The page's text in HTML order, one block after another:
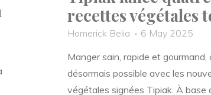
recettes végétales
Homerick Belia
6 May 2025
Manger sain, rapide et gourmand,
désormais possible avec les
végétales signées Tipiak. À base